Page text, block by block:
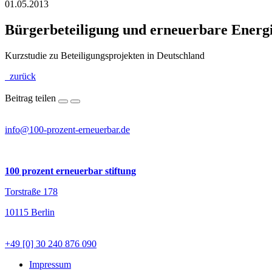
01.05.2013
Bürgerbeteiligung und erneuerbare
Kurzstudie zu Beteiligungsprojekten in Deutschland
zurück
Beitrag teilen
info@100-prozent-erneuerbar.de
100 prozent erneuerbar stiftung
Torstraße 178
10115 Berlin
+49 [0] 30 240 876 090
Impressum